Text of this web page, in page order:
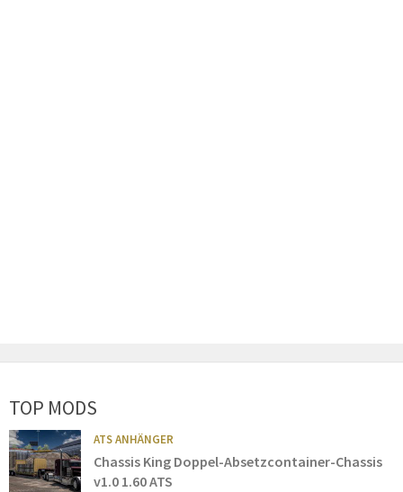
TOP MODS
ATS ANHÄNGER
Chassis King Doppel-Absetzcontainer-Chassis
v1.0 1.60 ATS